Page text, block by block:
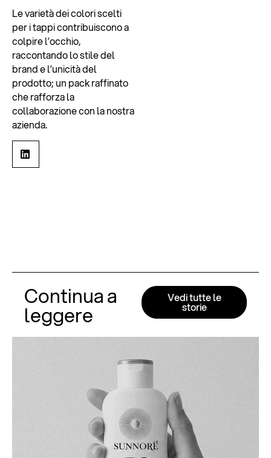
Le varietà dei colori scelti
per i tappi contribuiscono a
colpire l’occhio,
raccontando lo stile del
brand e l’unicità del
prodotto; un pack raffinato
che rafforza la
collaborazione con la nostra
azienda.
Continua a
leggere
Vedi tutte le
storie